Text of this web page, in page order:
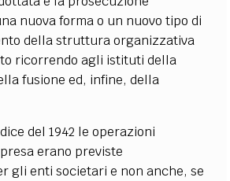
nuova forma o un nuovo tipo di
della struttura organizzativa
ricorrendo agli istituti della
fusione ed, infine, della
del 1942 le operazioni
erano previste
gli enti societari e non anche, se